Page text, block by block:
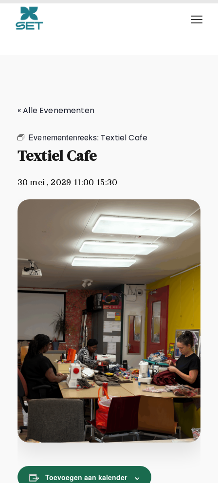
Textiel Cafe
« Alle Evenementen
Evenementenreeks: Textiel Cafe
Textiel Cafe
30 mei , 2029-11:00-15:30
Toevoegen aan kalender